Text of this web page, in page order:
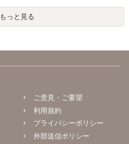
もっと見る
ご意見・ご要望
利用規約
プライバシーポリシー
外部送信ポリシー